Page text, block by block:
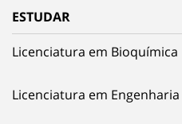
ESTUDAR
Licenciatura em Bioquímica
Licenciatura em